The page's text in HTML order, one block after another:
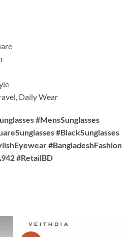
Daily Wear
#MensSunglasses
#BlackSunglasses
#BangladeshFashion
#RetailBD